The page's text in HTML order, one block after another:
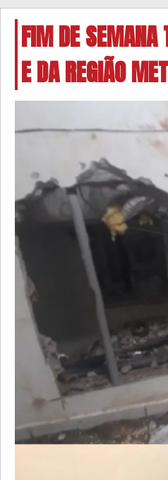
FIM DE SEMANA
E DA REGIÃO